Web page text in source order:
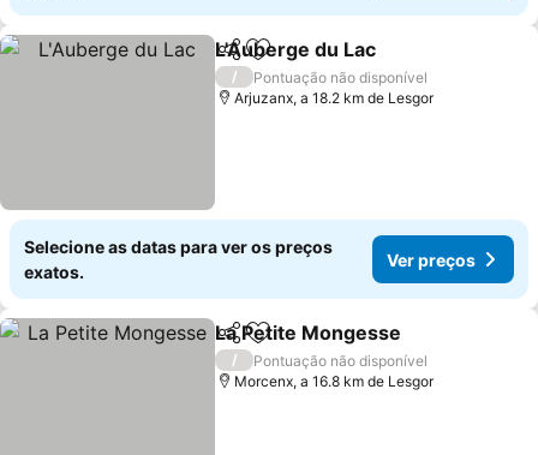
PartilharAdicionar aos favoritos
L'Auberge du Lac
/
Pontuação não disponível
Arjuzanx, a 18.2 km de Lesgor
Selecione as datas para ver os preços
exatos.
Ver preços
PartilharAdicionar aos favoritos
La Petite Mongesse
/
Pontuação não disponível
Morcenx, a 16.8 km de Lesgor